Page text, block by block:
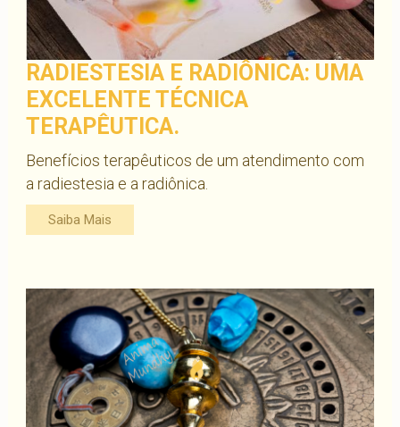
RADIESTESIA E RADIÔNICA: UMA
EXCELENTE TÉCNICA
TERAPÊUTICA.
Benefícios terapêuticos de um atendimento com
a radiestesia e a radiônica.
Saiba Mais